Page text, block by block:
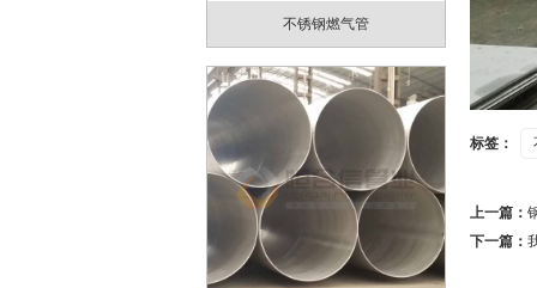
不锈钢燃气管
标签：
上一篇：
下一篇：